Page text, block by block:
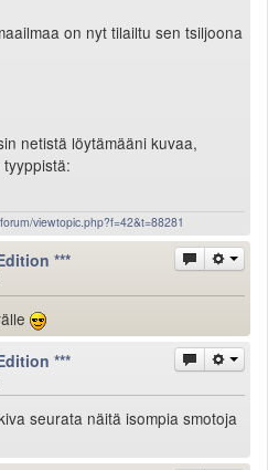
on nyt tilailtu sen tsiljoona
netistä löytämääni kuvaa,
viewtopic.php?f=42&t=88281
***
***
seurata näitä isompia smotoja